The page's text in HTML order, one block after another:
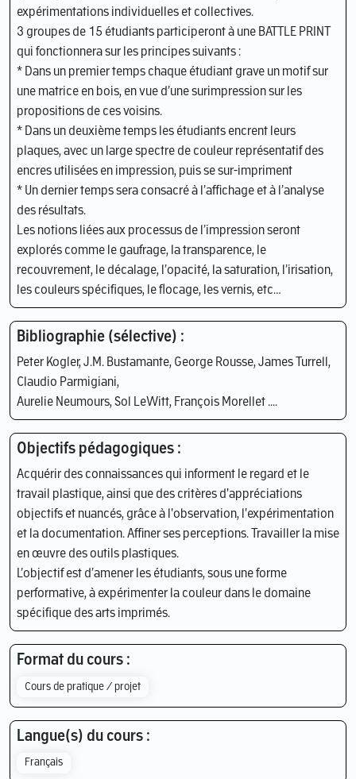
expérimentations individuelles et collectives.
3 groupes de 15 étudiants participeront à une BATTLE PRINT
qui fonctionnera sur les principes suivants :
* Dans un premier temps chaque étudiant grave un motif sur
une matrice en bois, en vue d’une surimpression sur les
propositions de ces voisins.
* Dans un deuxième temps les étudiants encrent leurs
plaques, avec un large spectre de couleur représentatif des
encres utilisées en impression, puis se sur-impriment
* Un dernier temps sera consacré à l’affichage et à l’analyse
des résultats.
Les notions liées aux processus de l’impression seront
explorés comme le gaufrage, la transparence, le
recouvrement, le décalage, l’opacité, la saturation, l’irisation,
les couleurs spécifiques, le flocage, les vernis, etc…
Bibliographie (sélective) :
Peter Kogler, J.M. Bustamante, George Rousse, James Turrell,
Claudio Parmigiani,
Aurelie Neumours, Sol LeWitt, François Morellet ....
Objectifs pédagogiques :
Acquérir des connaissances qui informent le regard et le
travail plastique, ainsi que des critères d'appréciations
objectifs et nuancés, grâce à l'observation, l'expérimentation
et la documentation. Affiner ses perceptions. Travailler la mise
en œuvre des outils plastiques.
L’objectif est d’amener les étudiants, sous une forme
performative, à expérimenter la couleur dans le domaine
spécifique des arts imprimés.
Format du cours :
Cours de pratique / projet
Langue(s) du cours :
Français